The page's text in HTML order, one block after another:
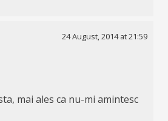
24 August, 2014 at 21:59
mai ales ca nu-mi amintesc